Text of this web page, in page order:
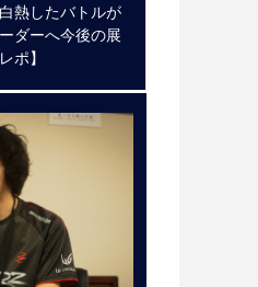
熱したバトルが
ダーへ今後の展
ポ】